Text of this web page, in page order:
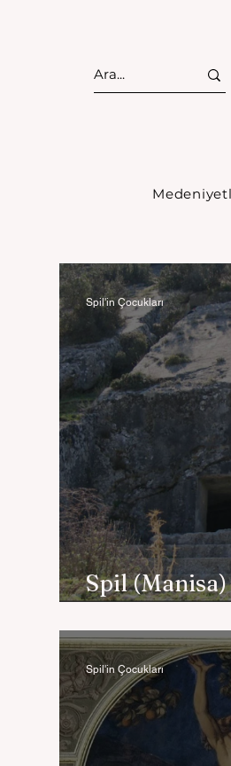
Spil (Manisa)
Spil'in Çocukları
Spil'in Çocukları